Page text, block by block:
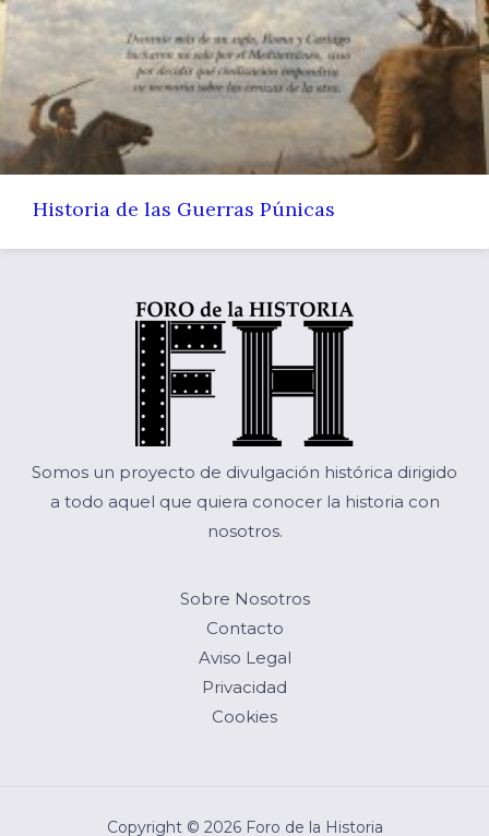
Historia de las Guerras Púnicas
Somos un proyecto de divulgación histórica dirigido
a todo aquel que quiera conocer la historia con
nosotros.
Sobre Nosotros
Contacto
Aviso Legal
Privacidad
Cookies
Copyright © 2026 Foro de la Historia